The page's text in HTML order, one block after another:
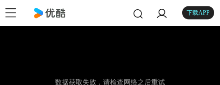
下载APP
数据获取失败，请检查网络之后重试